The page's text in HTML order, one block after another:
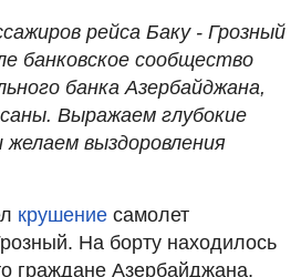
рейса Баку - Грозный
банковское сообщество
банка Азербайджана,
Выражаем глубокие
желаем выздоровления
крушение самолет
На борту находилось
граждане Азербайджана,